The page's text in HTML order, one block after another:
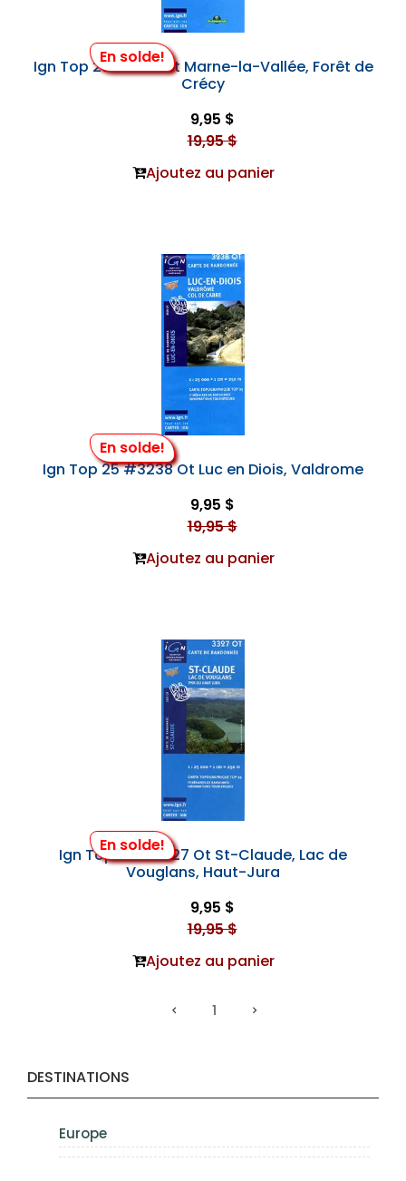
DESTINATIONS
Europe
En solde!
Ign Top 25 #2414 et Marne-la-Vallée, Forêt de
Crécy
9,95 $
19,95 $
Ajoutez au panier
En solde!
Ign Top 25 #3238 Ot Luc en Diois, Valdrome
9,95 $
19,95 $
Ajoutez au panier
En solde!
Ign Top 25 #3327 Ot St-Claude, Lac de
Vouglans, Haut-Jura
9,95 $
19,95 $
Ajoutez au panier
1